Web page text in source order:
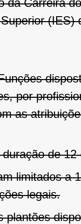
por
as
de
limitados a
legais.
plantões